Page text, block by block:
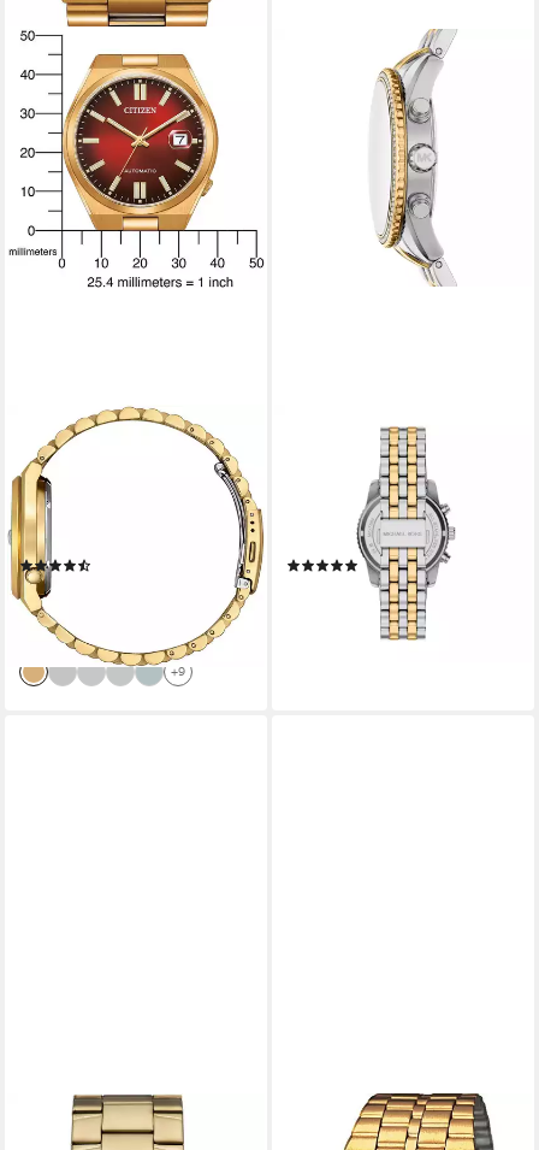
CITIZEN
Automatikuhr TSUYOSA 60h
NJ0153-82X, Armbanduhr,
Damenuhr, Herrenuhr,
Edelstahlarmband, Saphirglas,
Datum
ab 310,61 €
-11%
lieferbar - in 1-2 Werktagen bei dir
+9
MICHAEL KORS
Chronograph BRYANT
MK7582, Quarzuhr,
Armbanduhr, Damenuhr,
Edelstahlarmband, analog, Tag
(4)
lieferbar - in 1-2 Werktagen bei dir